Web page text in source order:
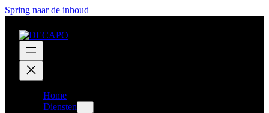
Spring naar de inhoud
Home
Diensten